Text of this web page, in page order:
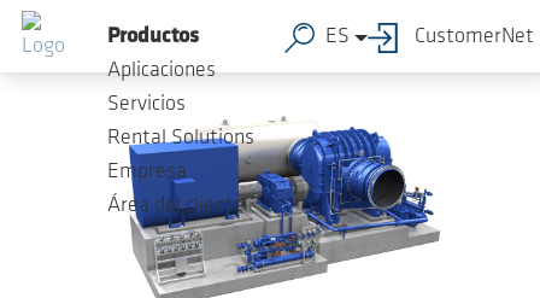
Saltar al contenido principal
Productos
Aplicaciones
Servicios
Rental Solutions
Empresa
Área del cliente
ES CustomerNet